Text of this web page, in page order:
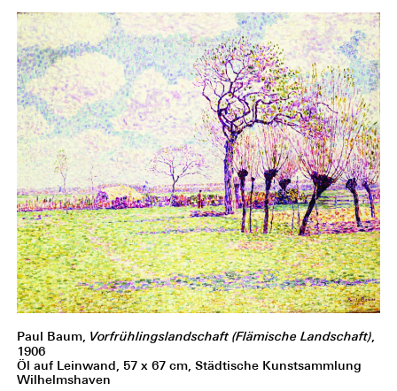
Paul Baum, Vorfrühlingslandschaft (Flämische Landschaft),
1906
Öl auf Leinwand, 57 x 67 cm, Städtische Kunstsammlung
Wilhelmshaven